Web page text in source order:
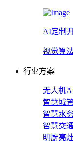
AI定制
视觉算
行业方案
无人机
智慧城
智慧水
智慧交
明厨亮